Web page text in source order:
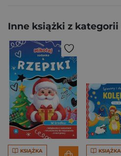
Inne książki z kategorii
KSIĄŻKA KSIĄŻKA